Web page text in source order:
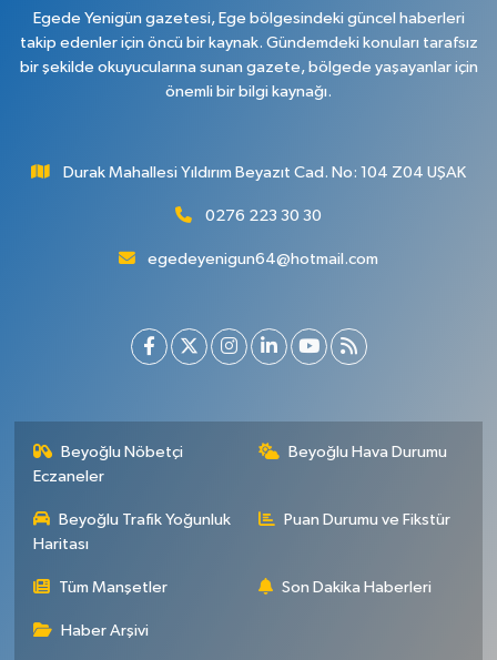
Egede Yenigün gazetesi, Ege bölgesindeki güncel haberleri
takip edenler için öncü bir kaynak. Gündemdeki konuları tarafsız
bir şekilde okuyucularına sunan gazete, bölgede yaşayanlar için
önemli bir bilgi kaynağı.
Durak Mahallesi Yıldırım Beyazıt Cad. No: 104 Z04 UŞAK
0276 223 30 30
egedeyenigun64@hotmail.com
Beyoğlu Nöbetçi
Eczaneler
Beyoğlu Hava Durumu
Beyoğlu Trafik Yoğunluk
Haritası
Puan Durumu ve Fikstür
Tüm Manşetler Son Dakika Haberleri
Haber Arşivi